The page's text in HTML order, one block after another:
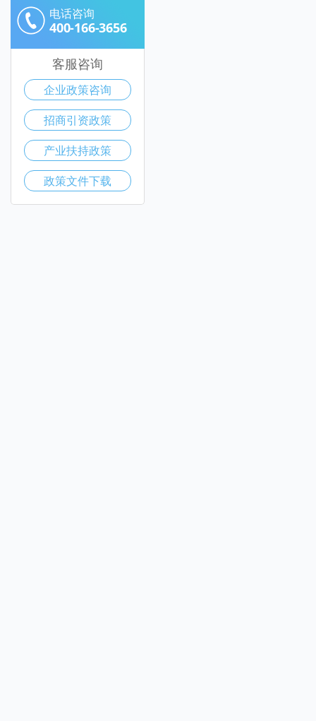
电话咨询
400-166-3656
客服咨询
企业政策咨询
招商引资政策
产业扶持政策
政策文件下载